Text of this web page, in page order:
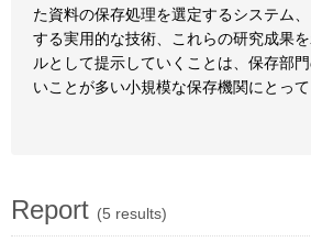
た資料の保存処理を選定するシステム
する実用的な技術、これらの研究成果
ルとして提示していくことは、保存部
いことが多い小規模な保存機関にとって
Report (5 results)